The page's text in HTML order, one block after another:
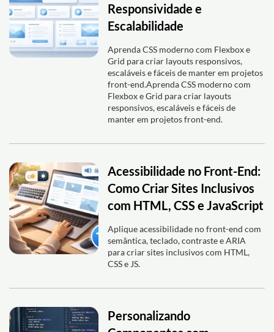
Responsividade e
Escalabilidade
Aprenda CSS moderno com Flexbox e
Grid para criar layouts responsivos,
escaláveis e fáceis de manter em projetos
front-end.Aprenda CSS moderno com
Flexbox e Grid para criar layouts
responsivos, escaláveis e fáceis de
manter em projetos front-end.
Acessibilidade no Front-End:
Como Criar Sites Inclusivos
com HTML, CSS e JavaScript
Aplique acessibilidade no front-end com
semântica, teclado, contraste e ARIA
para criar sites inclusivos com HTML,
CSS e JS.
Personalizando